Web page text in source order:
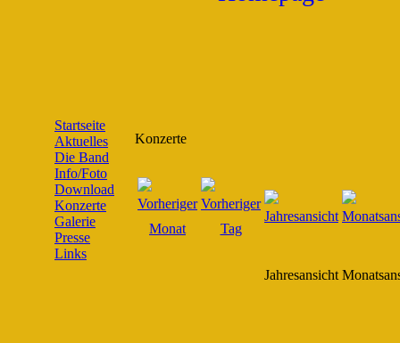
Startseite
Aktuelles
Die Band
Info/Foto
Download
Konzerte
Galerie
Presse
Links
Konzerte
Jahresansicht